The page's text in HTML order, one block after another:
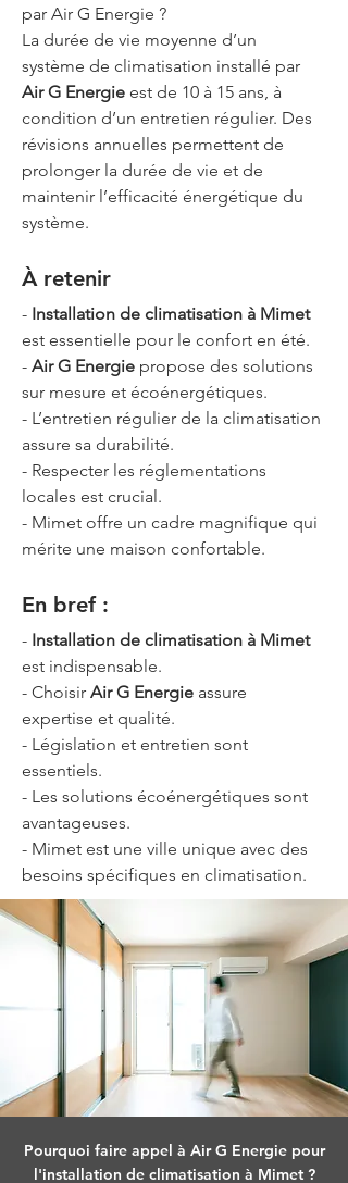
par Air G Energie ?
La durée de vie moyenne d’un
système de climatisation installé par
Air G Energie est de 10 à 15 ans, à
condition d’un entretien régulier. Des
révisions annuelles permettent de
prolonger la durée de vie et de
maintenir l’efficacité énergétique du
système.
À retenir
- Installation de climatisation à Mimet
est essentielle pour le confort en été.
- Air G Energie propose des solutions
sur mesure et écoénergétiques.
- L’entretien régulier de la climatisation
assure sa durabilité.
- Respecter les réglementations
locales est crucial.
- Mimet offre un cadre magnifique qui
mérite une maison confortable.
En bref :
- Installation de climatisation à Mimet
est indispensable.
- Choisir Air G Energie assure
expertise et qualité.
- Législation et entretien sont
essentiels.
- Les solutions écoénergétiques sont
avantageuses.
- Mimet est une ville unique avec des
besoins spécifiques en climatisation.
Pourquoi faire appel à Air G Energie pour
l'installation de climatisation à Mimet ?